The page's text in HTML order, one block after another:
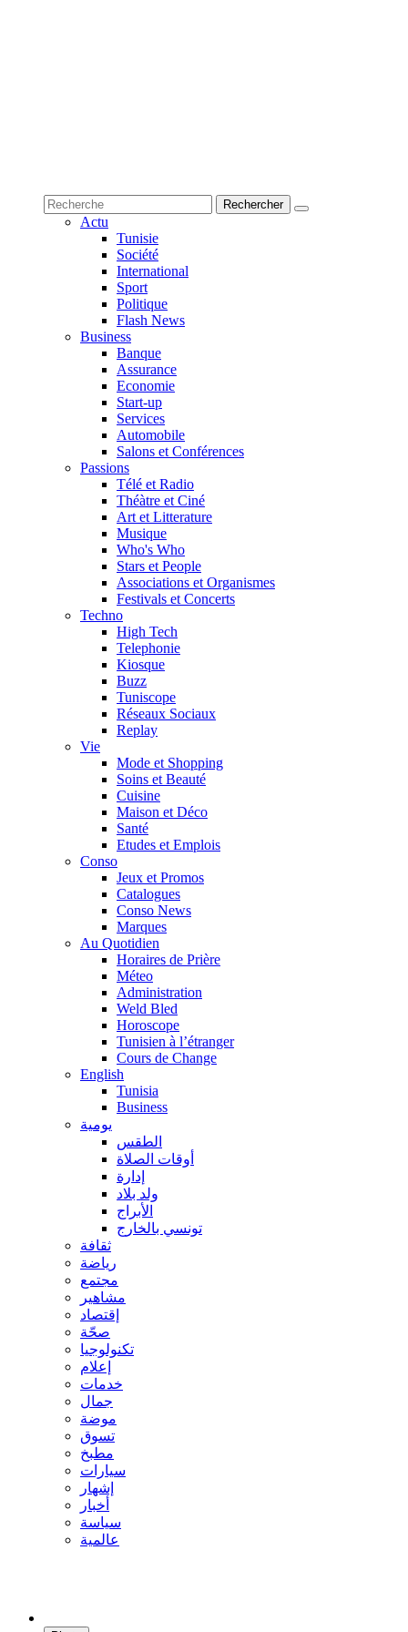
Actu
Tunisie
Société
International
Sport
Politique
Flash News
Business
Banque
Assurance
Economie
Start-up
Services
Automobile
Salons et Conférences
Passions
Télé et Radio
Théàtre et Ciné
Art et Litterature
Musique
Who's Who
Stars et People
Associations et Organismes
Festivals et Concerts
Techno
High Tech
Telephonie
Kiosque
Buzz
Tuniscope
Réseaux Sociaux
Replay
Vie
Mode et Shopping
Soins et Beauté
Cuisine
Maison et Déco
Santé
Etudes et Emplois
Conso
Jeux et Promos
Catalogues
Conso News
Marques
Au Quotidien
Horaires de Prière
Méteo
Administration
Weld Bled
Horoscope
Tunisien à l’étranger
Cours de Change
English
Tunisia
Business
يومية
الطقس
أوقات الصلاة
إدارة
ولد بلاد
الأبراج
تونسي بالخارج
ثقافة
رياضة
مجتمع
مشاهير
إقتصاد
صحّة
تكنولوجيا
إعلام
خدمات
جمال
موضة
تسوق
مطبخ
سيارات
إشهار
أخبار
سياسة
عالمية